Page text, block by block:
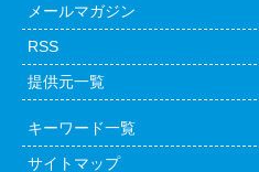
メールマガジン
RSS
提供元一覧
キーワード一覧
サイトマップ